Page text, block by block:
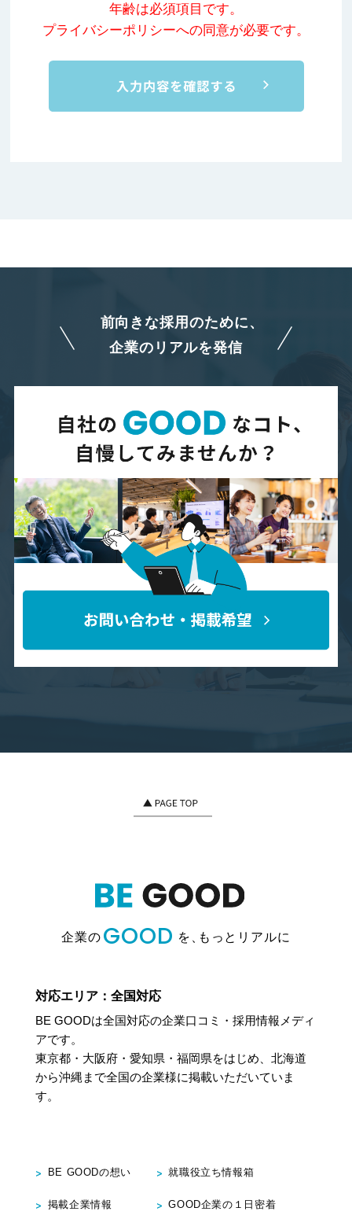
当社が個人情報並を収集・利用する目的，及び保有個人デー
タを利用する目的は，以下のとおりです。
人情報は、お問い合わせにお答えする及びサービスのご提
あった資料などをお送りするため
（2）ご要望いただいたお打合せの実施、それにかかるご連
5．個人情報の開示
られたときは，本人に対し，遅滞なくこれを開示します。た
その全部または一部を開示しないこともあり，開示しない決
定をした場合には，その旨を遅滞なく通知します。なお，個
人情報の開示に際しては，１件あたり１，０００円の手数料
を申し受けます。
（1）本人または第三者の生命，身体，財産その他の権利利益
を害するおそれがある場合
（2）当社の業務の適正な実施に著しい支障を及ぼすおそれが
ある場合
（3）その他法令に違反することとなる場合
前項の定めにかかわらず，履歴情報および特性情報などの個
人情報以外の情報については，原則として開示いたしませ
ん。
6．個人情報の訂正および削除
ユーザーは，当社の保有する自己の個人情報が誤った情報で
当社は，本人から，個人情報が，利用目的の範囲を超えて取
には，遅滞なく必要な調査を行い，その結果に基づき，個人
情報の利用停止等を行い，その旨本人に通知します。ただ
利用停止等を行うことが困難な場合であって，本人の権利利
益を保護するために必要なこれに代わるべき措置をとれる場
8．お問い合わせ窓口
お問い合わせは，下記の窓口までお願いいたします。
株式会社bサーチ
住所：〒162-0818 東京都新宿区築地町４ 神楽坂テクノスビ
ル 3F
Tel：03-6721-5113
任意によるものです。ただし，必要な項目をいただけない場
年齢は必須項目です。
プライバシーポリシーへの同意が必要です。
前向きな採用のために、
企業のリアルを発信
企業の GOOD を、もっとリアルに
対応エリア：全国対応
BE GOODは全国対応の企業口コミ・採用情報メディ
アです。
東京都・大阪府・愛知県・福岡県をはじめ、北海道
から沖縄まで全国の企業様に掲載いただいていま
す。
BE GOODの想い
掲載企業情報
就職役立ち情報箱
GOOD企業の１日密着